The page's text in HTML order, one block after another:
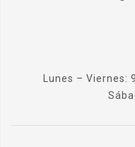
Lunes – Viernes: